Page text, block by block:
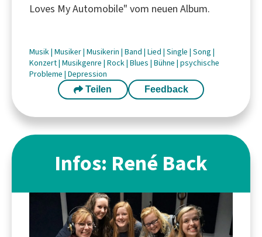
Loves My Automobile" vom neuen Album.
Musik| Musiker| Musikerin | Band | Lied | Single | Song |
Konzert| Musikgenre | Rock| Blues | Bühne | psychische
Probleme | Depression
Teilen Feedback
Infos: René Back